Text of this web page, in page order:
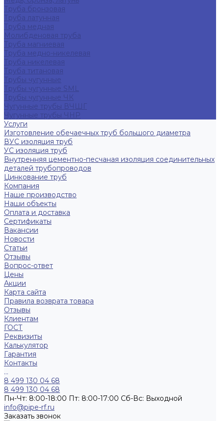
Труба бронзовая
Труба латунная
Труба медная
Молибденовая труба
Труба магниевая
Труба медно-никелевая
Труба никелевая
Труба титановая
Трубы чугунные
Трубы чугунные SML
Трубы чугунные ЧК
Чугунные трубы ВЧШГ
Чугунные трубы ЧНР
Услуги
Изготовление обечаечных труб большого диаметра
ВУС изоляция труб
УС изоляция труб
Внутренняя цементно-песчаная изоляция соединительных
деталей трубопроводов
Цинкование труб
Компания
Наше производство
Наши объекты
Оплата и доставка
Сертификаты
Вакансии
Новости
Статьи
Отзывы
Вопрос-ответ
Цены
Акции
Карта сайта
Правила возврата товара
Отзывы
Клиентам
ГОСТ
Реквизиты
Калькулятор
Гарантия
Контакты
...
8 499 130 04 68
8 499 130 04 68
Пн-Чт: 8:00-18:00 Пт: 8:00-17:00 Сб-Вс: Выходной
info@pipe-rf.ru
Заказать звонок